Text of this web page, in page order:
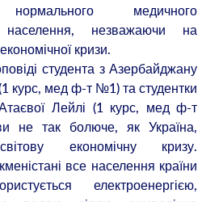
нормального медичного
населення, незважаючи на
кризи.
студента з Азербайджану
курс, мед ф-т №1) та студентки
Лейлі (1 курс, мед ф-т
не так болюче, як Україна,
економічну кризу.
все населення країни
електроенергією,